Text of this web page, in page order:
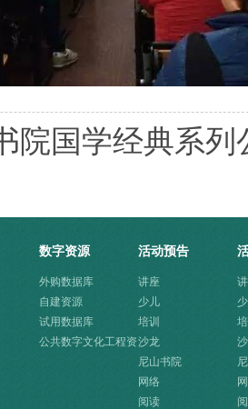
院国学经典系
数字资源
外购数据库
自建资源
试用数据库
公共数字文化工程资
活动预告
讲座
少儿
培训
沙龙
尼山书院
网络
阅读